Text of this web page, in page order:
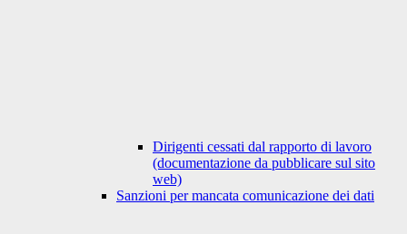
Dirigenti cessati dal rapporto di lavoro
(documentazione da pubblicare sul sito
web)
Sanzioni per mancata comunicazione dei dati